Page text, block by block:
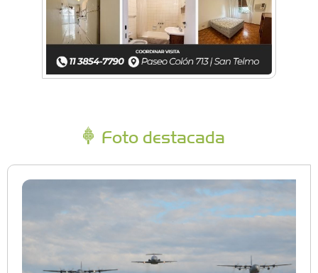
Foto destacada